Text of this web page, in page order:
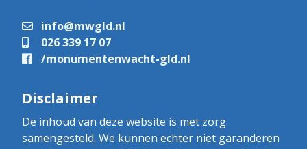
info@mwgld.nl
026 339 17 07
/monumentenwacht-gld.nl
Disclaimer
De inhoud van deze website is met zorg
samengesteld. We kunnen echter niet garanderen